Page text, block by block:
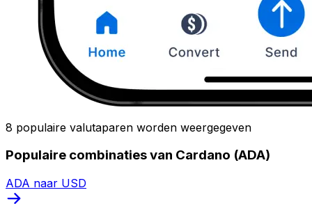
8 populaire valutaparen worden weergegeven
Populaire combinaties van Cardano (ADA)
ADA naar USD